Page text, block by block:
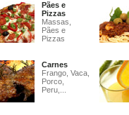
Pães e
Pizzas
Massas,
Pães e
Pizzas
Carnes
Frango, Vaca,
Porco,
Peru,...